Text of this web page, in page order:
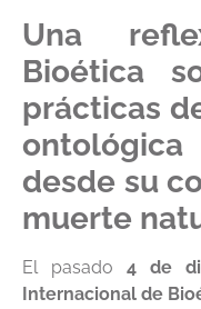
Una
Bioética
prácticas
desde su
muerte
El pasado 4 de
Internacional de